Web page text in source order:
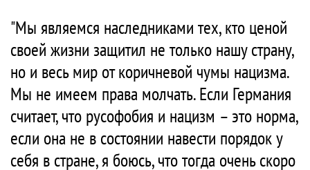
"Мы являемся наследниками тех, кто ценой
своей жизни защитил не только нашу страну,
но и весь мир от коричневой чумы нацизма.
Мы не имеем права молчать. Если Германия
считает, что русофобия и нацизм – это норма,
если она не в состоянии навести порядок у
себя в стране, я боюсь, что тогда очень скоро